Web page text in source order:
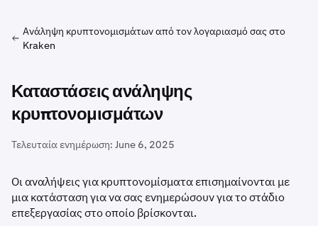
Ανάληψη κρυπτονομισμάτων από τον λογαριασμό σας στο
Kraken
Καταστάσεις ανάληψης
κρυπτονομισμάτων
Τελευταία ενημέρωση: June 6, 2025
Οι αναλήψεις για κρυπτονομίσματα επισημαίνονται με
μια κατάσταση για να σας ενημερώσουν για το στάδιο
επεξεργασίας στο οποίο βρίσκονται.